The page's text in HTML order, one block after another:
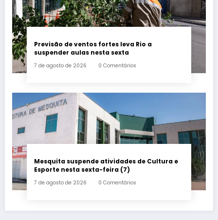
Previsão de ventos fortes leva Rio a
suspender aulas nesta sexta
7 de agosto de 2026 0 Comentários
Mesquita suspende atividades de Cultura e
Esporte nesta sexta-feira (7)
7 de agosto de 2026 0 Comentários